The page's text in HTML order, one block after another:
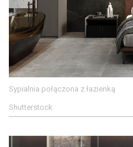
Sypialnia połączona z łazienką
Shutterstock